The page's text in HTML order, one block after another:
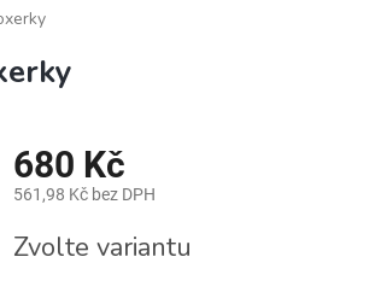
680 Kč
561,98 Kč bez DPH
cena:
Zvolte variantu